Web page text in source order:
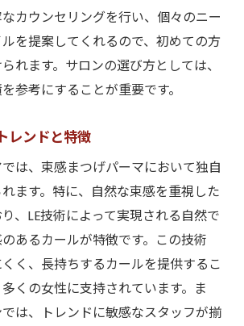
カウンセリングを行い、個々のニー
を提案してくれるので、初めての方
れます。サロンの選び方としては、
参考にすることが重要です。
レンドと特徴
は、束感まつげパーマにおいて独自
ます。特に、自然な束感を重視した
、LE技術によって実現される自然で
あるカールが特徴です。この技術
く、長持ちするカールを提供するこ
くの女性に支持されています。ま
は、トレンドに敏感なスタッフが揃